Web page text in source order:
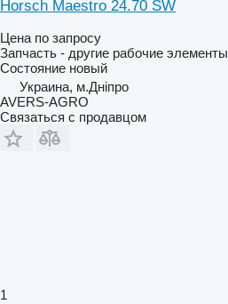
Horsch Maestro 24.70 SW
Цена по запросу
Запчасть - другие рабочие элементы
Состояние новый
Украина, м.Дніпро
AVERS-AGRO
Связаться с продавцом
1